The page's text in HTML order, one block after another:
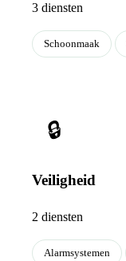
3 diensten
Schoonmaak
🔒
Veiligheid
2 diensten
Alarmsystemen